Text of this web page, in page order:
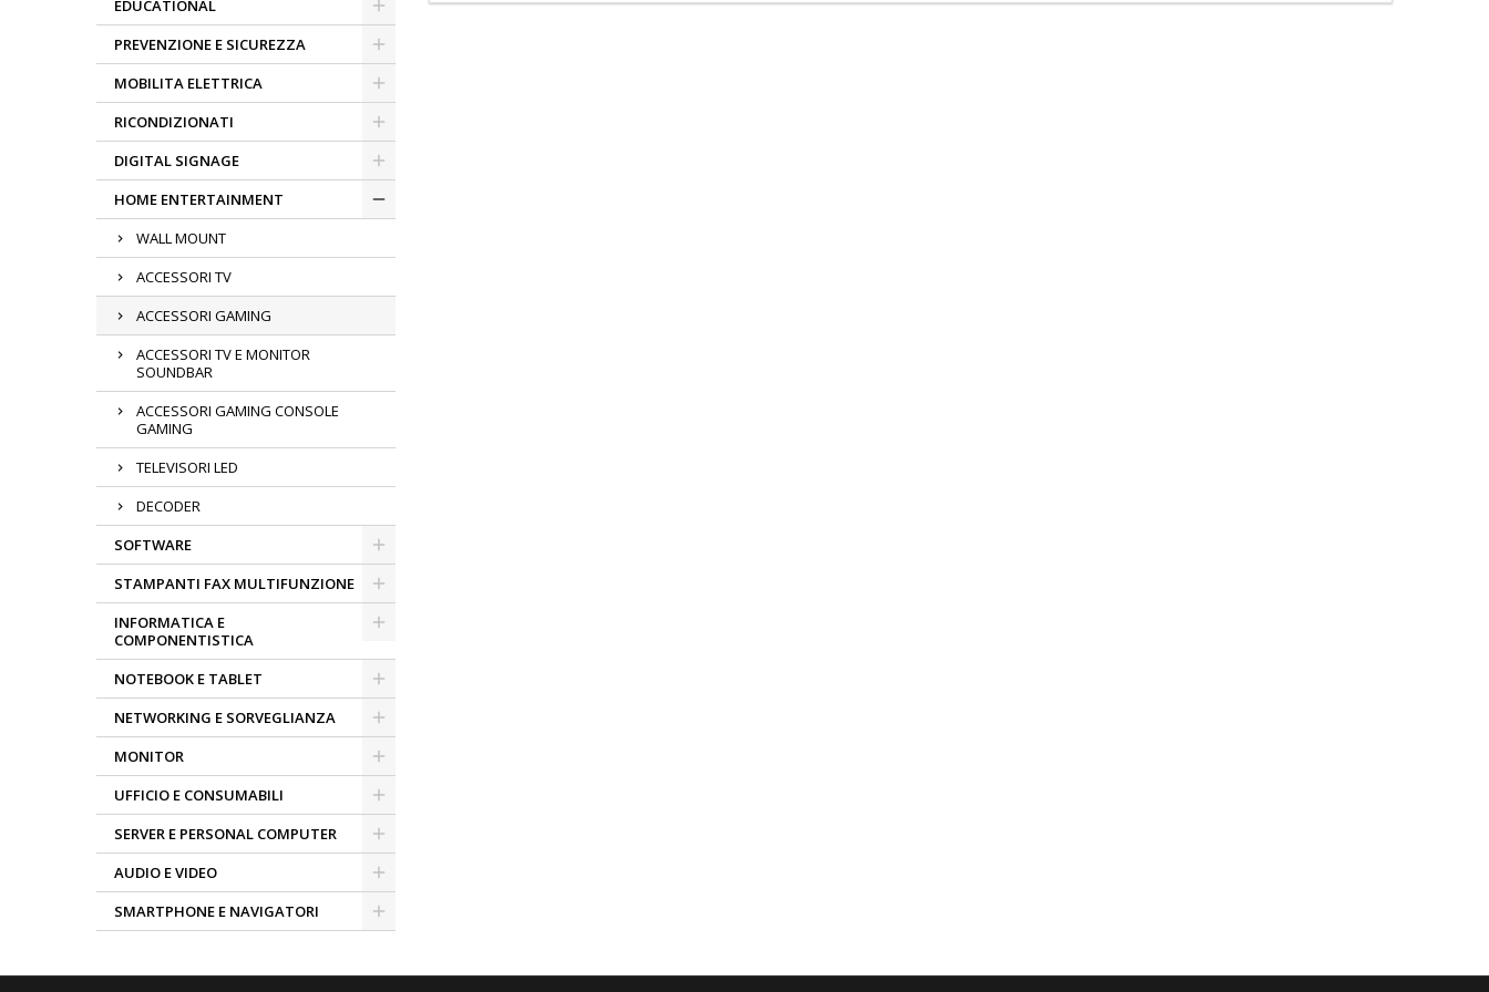
EDUCATIONAL
PREVENZIONE E SICUREZZA
MOBILITA ELETTRICA
RICONDIZIONATI
DIGITAL SIGNAGE
HOME ENTERTAINMENT
WALL MOUNT
ACCESSORI TV
ACCESSORI GAMING
ACCESSORI TV E MONITOR
SOUNDBAR
ACCESSORI GAMING CONSOLE
GAMING
TELEVISORI LED
DECODER
SOFTWARE
STAMPANTI FAX MULTIFUNZIONE
INFORMATICA E
COMPONENTISTICA
NOTEBOOK E TABLET
NETWORKING E SORVEGLIANZA
MONITOR
UFFICIO E CONSUMABILI
SERVER E PERSONAL COMPUTER
AUDIO E VIDEO
SMARTPHONE E NAVIGATORI